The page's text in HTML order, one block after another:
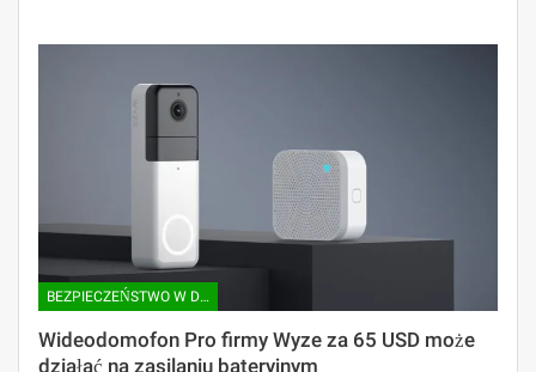
BEZPIECZEŃSTWO W DOMU |
Wideodomofon Pro firmy Wyze za 65 USD może
działać na zasilaniu bateryjnym